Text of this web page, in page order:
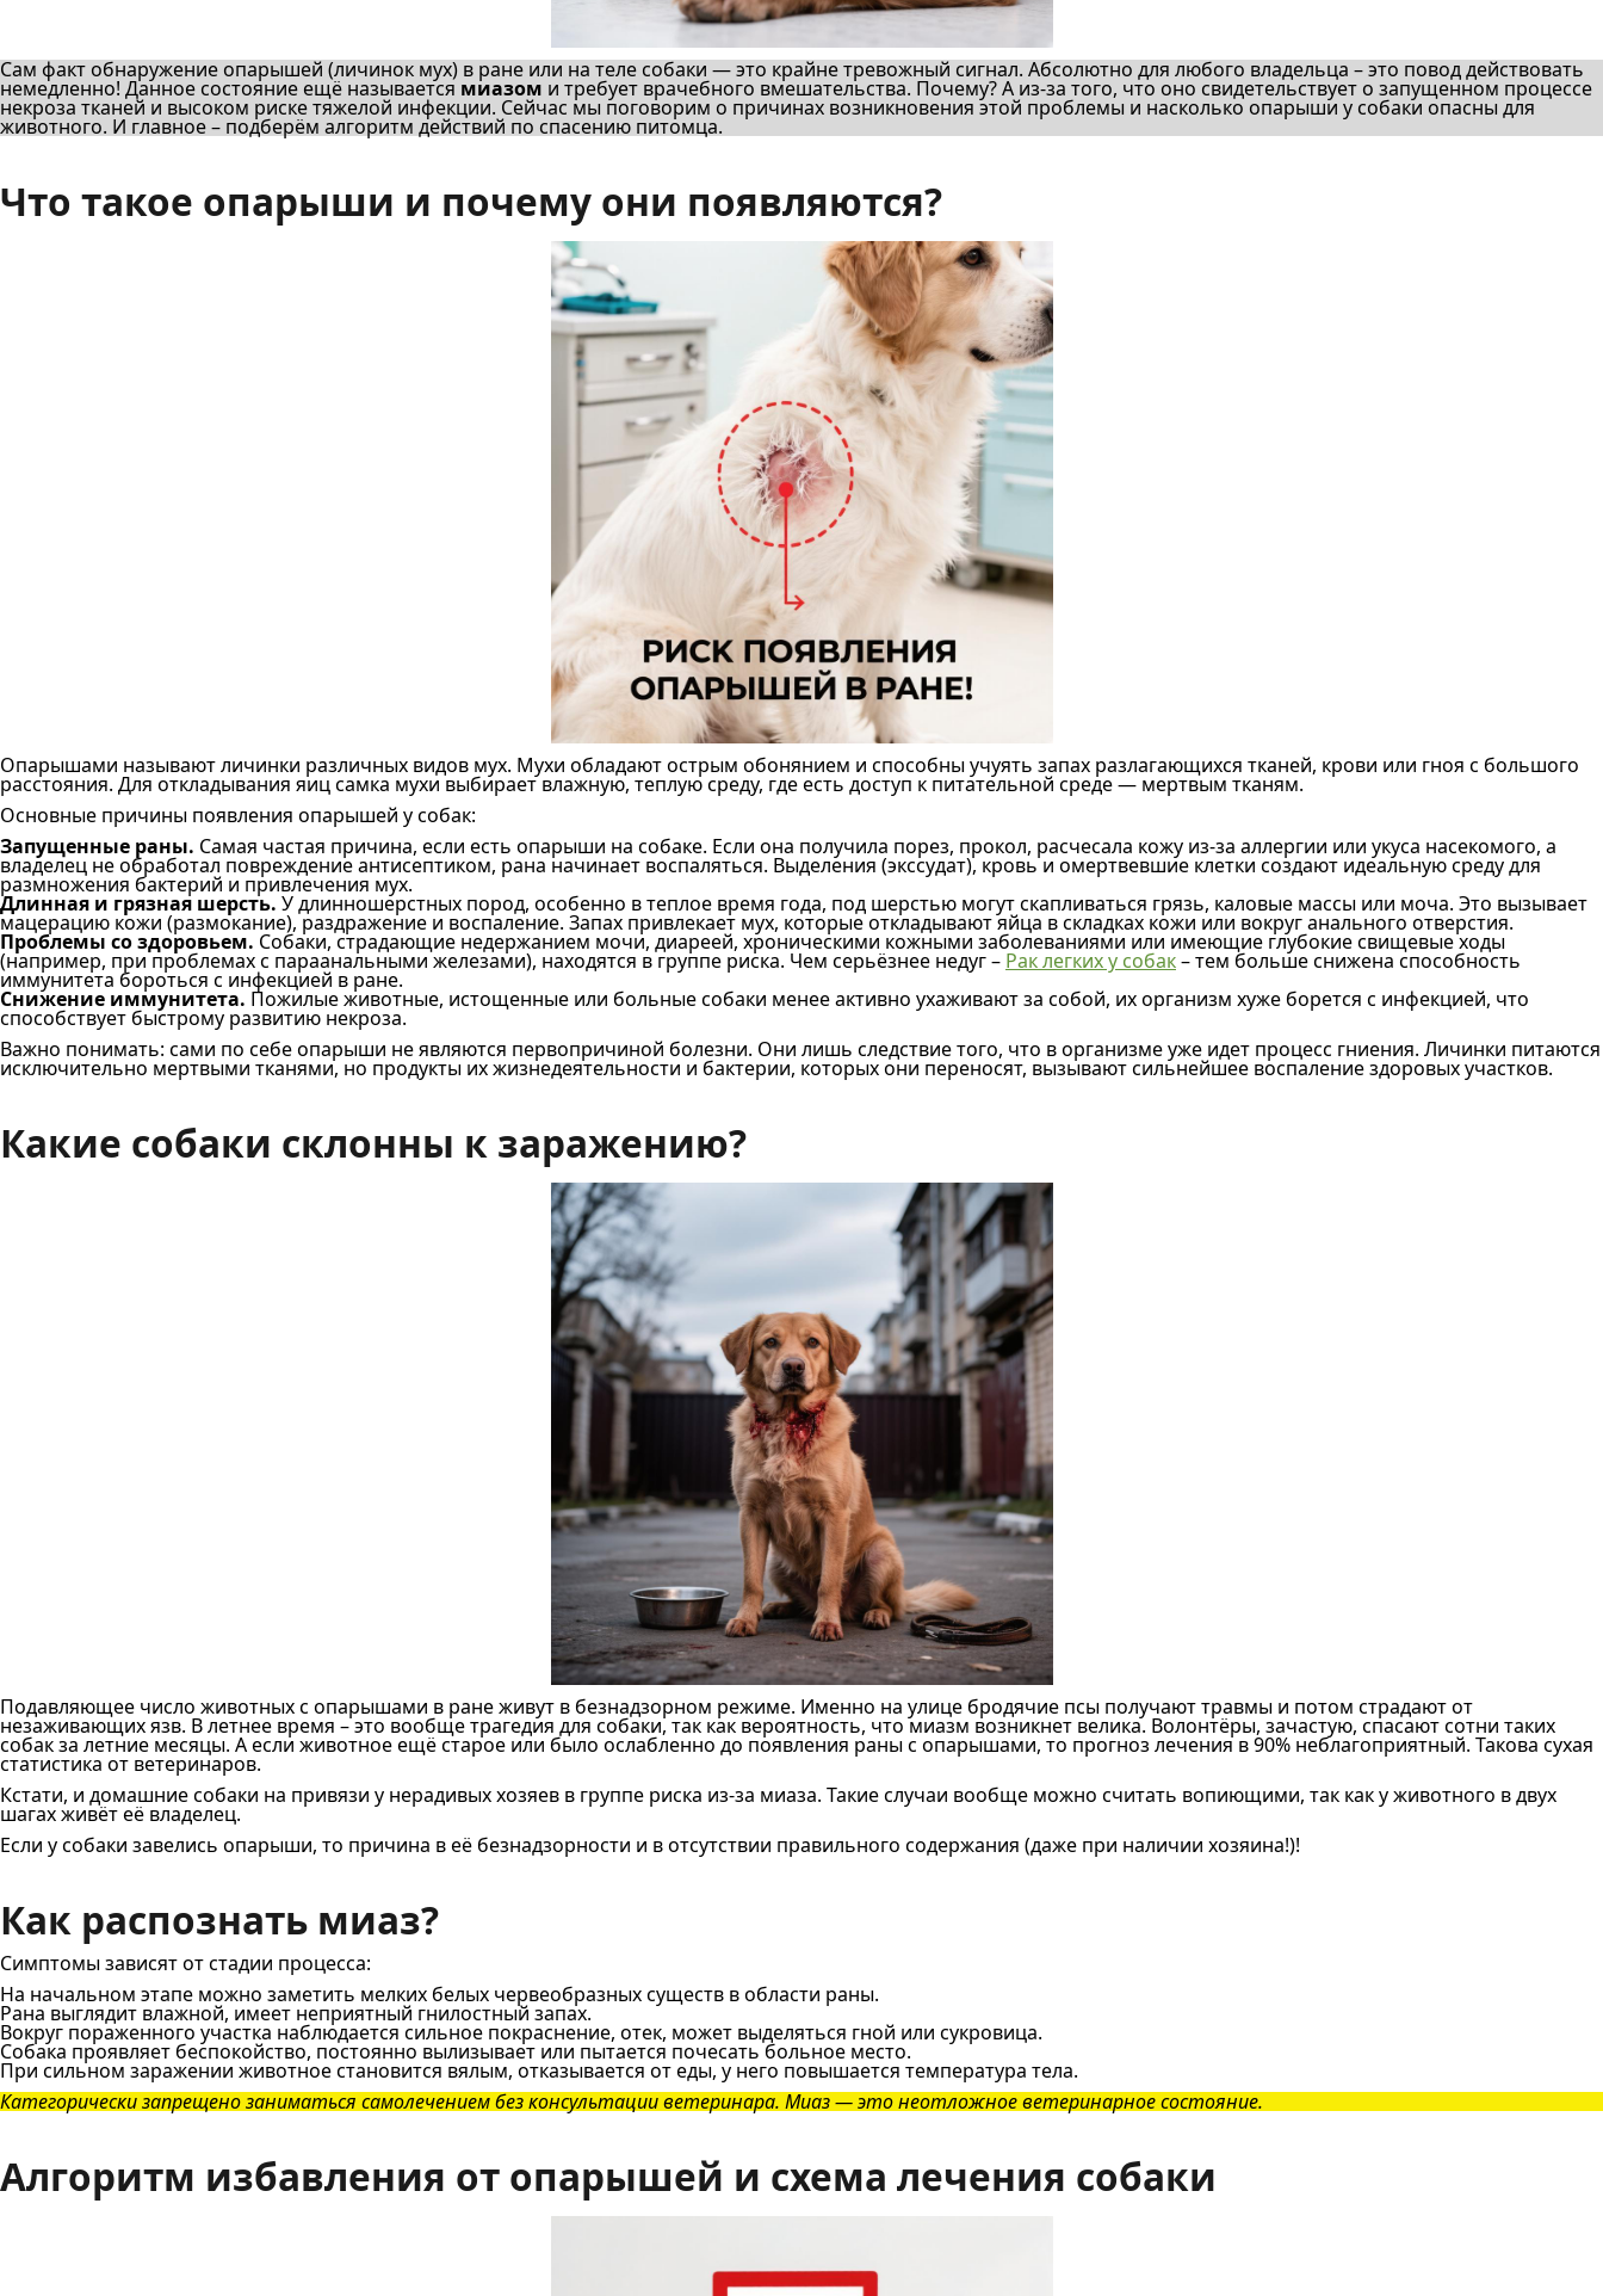
Сам факт обнаружение опарышей (личинок мух) в ране или на теле собаки — это крайне тревожный сигнал. Абсолютно для любого владельца – это повод действовать
немедленно! Данное состояние ещё называется миазом и требует врачебного вмешательства. Почему? А из-за того, что оно свидетельствует о запущенном процессе
некроза тканей и высоком риске тяжелой инфекции. Сейчас мы поговорим о причинах возникновения этой проблемы и насколько опарыши у собаки опасны для
животного. И главное – подберём алгоритм действий по спасению питомца.
Что такое опарыши и почему они появляются?
Опарышами называют личинки различных видов мух. Мухи обладают острым обонянием и способны учуять запах разлагающихся тканей, крови или гноя с большого
расстояния. Для откладывания яиц самка мухи выбирает влажную, теплую среду, где есть доступ к питательной среде — мертвым тканям.
Основные причины появления опарышей у собак:
Запущенные раны. Самая частая причина, если есть опарыши на собаке. Если она получила порез, прокол, расчесала кожу из-за аллергии или укуса насекомого, а
владелец не обработал повреждение антисептиком, рана начинает воспаляться. Выделения (экссудат), кровь и омертвевшие клетки создают идеальную среду для
размножения бактерий и привлечения мух.
Длинная и грязная шерсть. У длинношерстных пород, особенно в теплое время года, под шерстью могут скапливаться грязь, каловые массы или моча. Это вызывает
мацерацию кожи (размокание), раздражение и воспаление. Запах привлекает мух, которые откладывают яйца в складках кожи или вокруг анального отверстия.
Проблемы со здоровьем. Собаки, страдающие недержанием мочи, диареей, хроническими кожными заболеваниями или имеющие глубокие свищевые ходы
(например, при проблемах с параанальными железами), находятся в группе риска. Чем серьёзнее недуг – Рак легких у собак– тем больше снижена способность
иммунитета бороться с инфекцией в ране.
Снижение иммунитета. Пожилые животные, истощенные или больные собаки менее активно ухаживают за собой, их организм хуже борется с инфекцией, что
способствует быстрому развитию некроза.
Важно понимать: сами по себе опарыши не являются первопричиной болезни. Они лишь следствие того, что в организме уже идет процесс гниения. Личинки питаются
исключительно мертвыми тканями, но продукты их жизнедеятельности и бактерии, которых они переносят, вызывают сильнейшее воспаление здоровых участков.
Какие собаки склонны к заражению?
Подавляющее число животных с опарышами в ране живут в безнадзорном режиме. Именно на улице бродячие псы получают травмы и потом страдают от
незаживающих язв. В летнее время – это вообще трагедия для собаки, так как вероятность, что миазм возникнет велика. Волонтёры, зачастую, спасают сотни таких
собак за летние месяцы. А если животное ещё старое или было ослабленно до появления раны с опарышами, то прогноз лечения в 90% неблагоприятный. Такова сухая
статистика от ветеринаров.
Кстати, и домашние собаки на привязи у нерадивых хозяев в группе риска из-за миаза. Такие случаи вообще можно считать вопиющими, так как у животного в двух
шагах живёт её владелец.
Если у собаки завелись опарыши, то причина в её безнадзорности и в отсутствии правильного содержания (даже при наличии хозяина!)!
Как распознать миаз?
Симптомы зависят от стадии процесса:
На начальном этапе можно заметить мелких белых червеобразных существ в области раны.
Рана выглядит влажной, имеет неприятный гнилостный запах.
Вокруг пораженного участка наблюдается сильное покраснение, отек, может выделяться гной или сукровица.
Собака проявляет беспокойство, постоянно вылизывает или пытается почесать больное место.
При сильном заражении животное становится вялым, отказывается от еды, у него повышается температура тела.
Категорически запрещено заниматься самолечением без консультации ветеринара. Миаз — это неотложное ветеринарное состояние.
Алгоритм избавления от опарышей и схема лечения собаки